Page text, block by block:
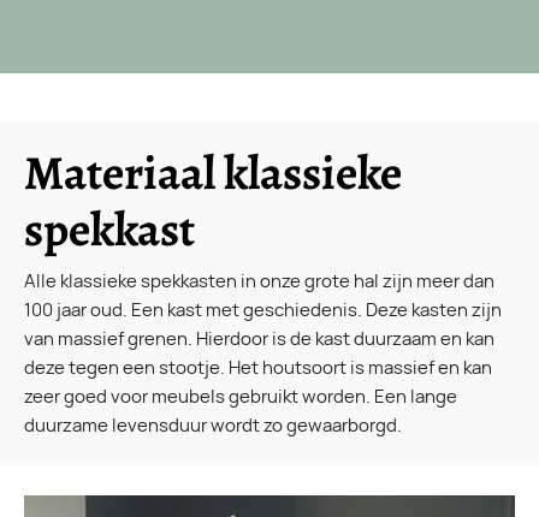
Materiaal klassieke
spekkast
Alle klassieke spekkasten in onze grote hal zijn meer dan
100 jaar oud. Een kast met geschiedenis. Deze kasten zijn
van massief grenen. Hierdoor is de kast duurzaam en kan
deze tegen een stootje. Het houtsoort is massief en kan
zeer goed voor meubels gebruikt worden. Een lange
duurzame levensduur wordt zo gewaarborgd.